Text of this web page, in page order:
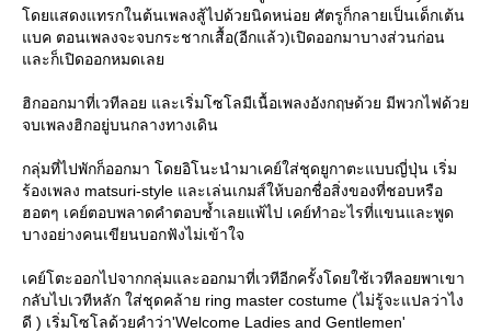
ดยแสดงแทรกในต้นเพลงสู้ไปด้วยนิดหน่อย ศัตรูก็กลายเป็นเด็กเต้น
บค ตอนเพลงจะจบกระชากเสื้อ(อีกแล้ว)เปิดออกมาบางส่วนก่อน
ละก็เปิดออกหมดเล
ฮิกออกมาที่เวทีลอย และเริ่มโซโลมีเนื้อเพลงอังกฤษด้วย มีพวกไฟด้ว
จบเพลงฮิกอยู่บนกลางทางเดิน
กลุ่มที่ไปพักก็ออกมา โดยอิโนะนำมาเคย์ใส่ชุดยูกาตะแบบญี่ปุ่น เริ่ม
ร้องเพลง matsuri-style และเล่นเกมส์ให้บอกชื่อสิ่งของที่ชอบหรือ
ฮอตๆ เคย์ตอบพลาดคำตอบซ้ำเลยแพ้ไป เคย์ทำอะไรที่แขนและพูด
บางอย่างคนเขียนบอกฟังไม่เข้าใจ
เคย์โตะออกไปจากกลุ่มและออกมาที่เวทีอีกครั้งโดยใช้เวทีลอยพาเขา
กลับไปเวทีหลัก ใส่ชุดคล้าย ring master costume (ไม่รู้จะแปลว่าไง
ดี ) เริ่มโซโลด้วยคำว่า'Welcome Ladies and Gentlemen'